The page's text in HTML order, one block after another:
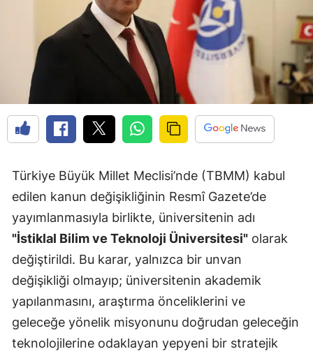
Türkiye Büyük Millet Meclisi’nde (TBMM) kabul
edilen kanun değişikliğinin Resmî Gazete’de
yayımlanmasıyla birlikte, üniversitenin adı
"İstiklal Bilim ve Teknoloji Üniversitesi" olarak
değiştirildi. Bu karar, yalnızca bir unvan
değişikliği olmayıp; üniversitenin akademik
yapılanmasını, araştırma önceliklerini ve
geleceğe yönelik misyonunu doğrudan geleceğin
teknolojilerine odaklayan yepyeni bir stratejik